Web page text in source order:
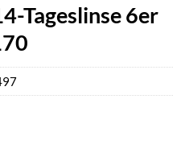
Tageslinse 6er